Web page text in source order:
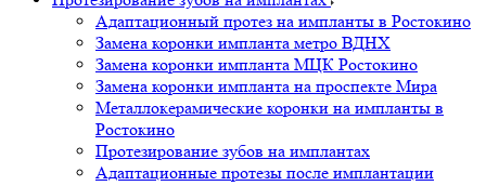
Адаптационный протез на импланты в Ростокино
Замена коронки импланта метро ВДНХ
Замена коронки импланта МЦК Ростокино
Замена коронки импланта на проспекте Мира
Металлокерамические коронки на импланты в
Ростокино
Протезирование зубов на имплантах
Адаптационные протезы после имплантации